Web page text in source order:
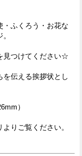
・ふくろう・お花な
見つけてください☆
を伝える挨拶状とし
）
りご覧ください。